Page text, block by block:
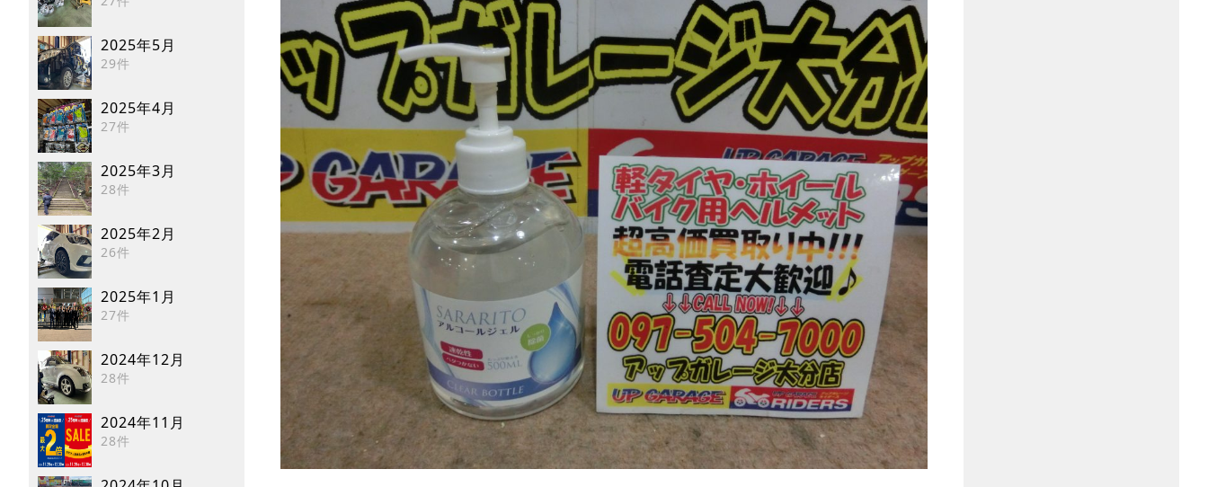
2025年5月
29件
2025年4月
27件
2025年3月
28件
2025年2月
26件
2025年1月
27件
2024年12月
28件
2024年11月
28件